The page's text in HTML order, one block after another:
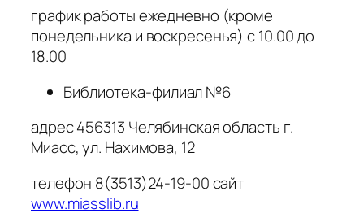
график работы ежедневно (кроме
понедельника и воскресенья) с 10.00 до
18.00
Библиотека-филиал №6
адрес 456313 Челябинская область г.
Миасс, ул. Нахимова, 12
телефон 8(3513)24-19-00 сайт
www.miasslib.ru